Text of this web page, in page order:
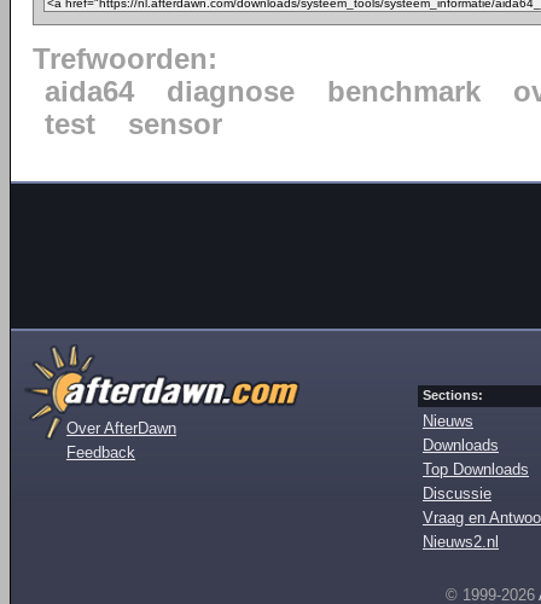
Trefwoorden:
aida64
diagnose benchmark
test
sensor
Over AfterDawn
Feedback
Sections:
Nieuws
Downloads
Top Downloads
Discussie
Vraag en
Nieuws2.nl
© 1999-2026